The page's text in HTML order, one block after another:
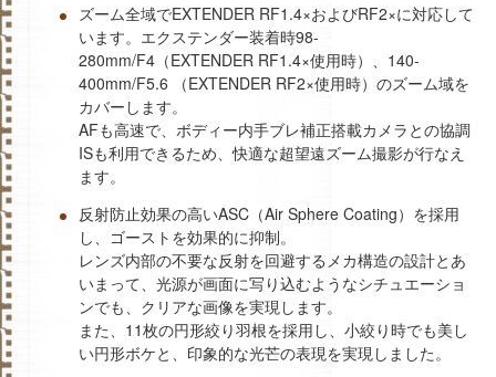
ズーム全域でEXTENDER RF1.4×およびRF2×に対応して
います。エクステンダー装着時98-
280mm/F4（EXTENDER RF1.4×使用時）、140-
400mm/F5.6 （EXTENDER RF2×使用時）のズーム域を
カバーします。
AFも高速で、ボディー内手ブレ補正搭載カメラとの協調
ISも利用できるため、快適な超望遠ズーム撮影が行なえ
ます。
反射防止効果の高いASC（Air Sphere Coating）を採用
し、ゴーストを効果的に抑制。
レンズ内部の不要な反射を回避するメカ構造の設計とあ
いまって、光源が画面に写り込むようなシチュエーショ
ンでも、クリアな画像を実現します。
また、11枚の円形絞り羽根を採用し、小絞り時でも美し
い円形ボケと、印象的な光芒の表現を実現しました。